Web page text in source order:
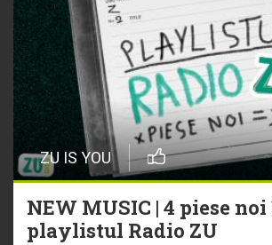
ZU IS YOU
NEW MUSIC | 4 piese
playlistul Radio ZU